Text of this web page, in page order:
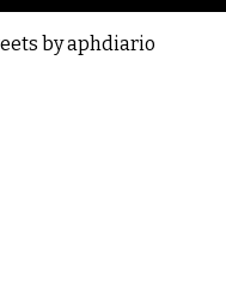
by aphdiario